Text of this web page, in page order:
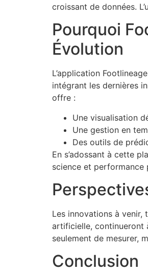
croissant de données.
Pourquoi
Évolution
L’application
intégrant les dernières
offre :
Une visualisation
Une gestion en
Des outils de
En s’adossant à cette
science et performance
Les innovations à venir,
artificielle, continueront
seulement de mesurer,
Conclusion